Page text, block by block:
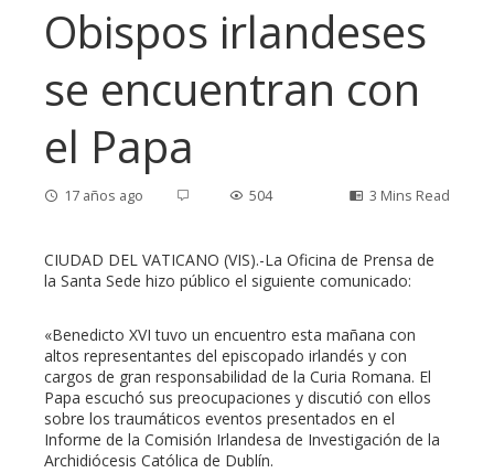
Obispos irlandeses
se encuentran con
el Papa
17 años ago 504 3 Mins Read
CIUDAD DEL VATICANO (VIS).-La Oficina de Prensa de
la Santa Sede hizo público el siguiente comunicado:
«Benedicto XVI tuvo un encuentro esta mañana con
altos representantes del episcopado irlandés y con
cargos de gran responsabilidad de la Curia Romana. El
Papa escuchó sus preocupaciones y discutió con ellos
sobre los traumáticos eventos presentados en el
Informe de la Comisión Irlandesa de Investigación de la
Archidiócesis Católica de Dublín.